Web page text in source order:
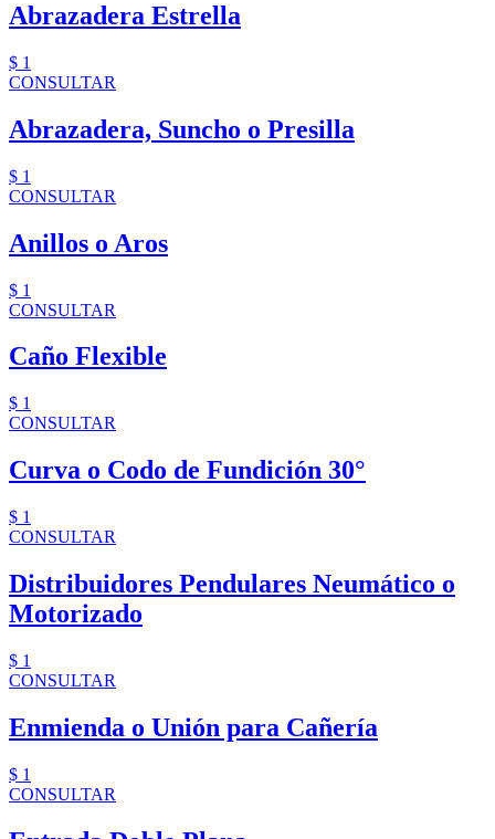
Abrazadera Estrella
$ 1
CONSULTAR
Abrazadera, Suncho o Presilla
$ 1
CONSULTAR
Anillos o Aros
$ 1
CONSULTAR
Caño Flexible
$ 1
CONSULTAR
Curva o Codo de Fundición 30°
$ 1
CONSULTAR
Distribuidores Pendulares Neumático o
Motorizado
$ 1
CONSULTAR
Enmienda o Unión para Cañería
$ 1
CONSULTAR